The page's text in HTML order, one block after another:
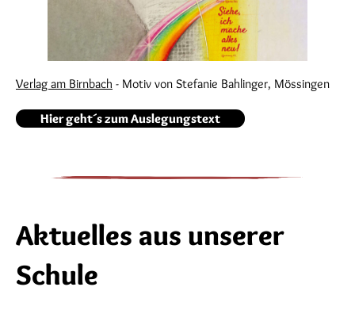
Verlag am Birnbach - Motiv von Stefanie Bahlinger, Mössingen
Hier geht´s zum Auslegungstext
Aktuelles aus unserer
Schule